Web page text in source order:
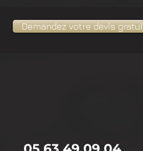
Demandez votre devis